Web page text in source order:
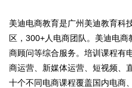
美迪电商教育是广州美迪教育科
区，300+人电商团队。美迪电
商顾问等综合服务。培训课程有
商运营、新媒体运营、短视频、
十个不同电商课程覆盖国内电商